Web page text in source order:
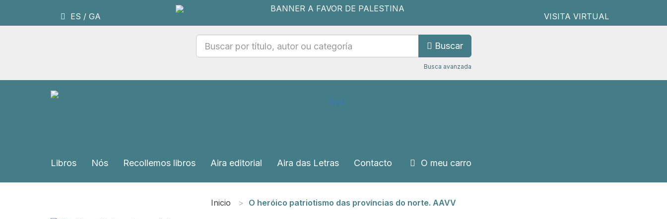
ES / GA VISITA VIRTUAL
Buscar
Busca avanzada
Libros Nós Recollemos libros Aira editorial Aira das Letras Contacto O meu carro
Inicio O heróico patriotismo das províncias do norte. AAVV